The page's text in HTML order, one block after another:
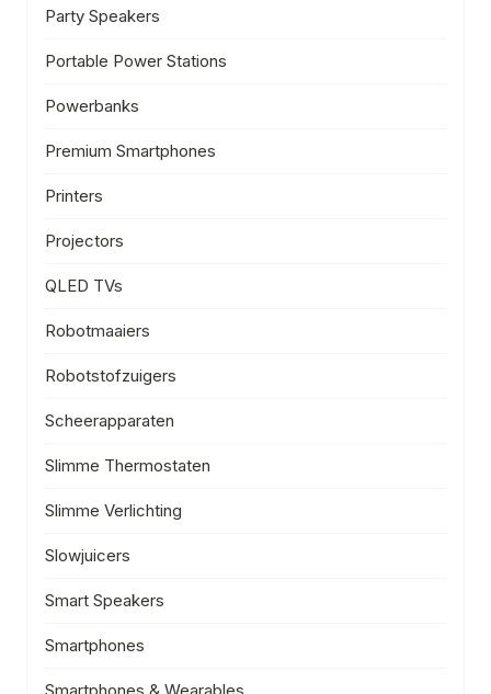
Party Speakers
Portable Power Stations
Powerbanks
Premium Smartphones
Printers
Projectors
QLED TVs
Robotmaaiers
Robotstofzuigers
Scheerapparaten
Slimme Thermostaten
Slimme Verlichting
Slowjuicers
Smart Speakers
Smartphones
Smartphones & Wearables